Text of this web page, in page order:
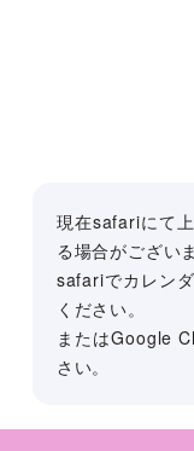
現在safariにて
る場合がござい
safariでカレン
ください。
またはGoogle
さい。